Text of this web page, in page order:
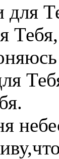
для
Тебя,